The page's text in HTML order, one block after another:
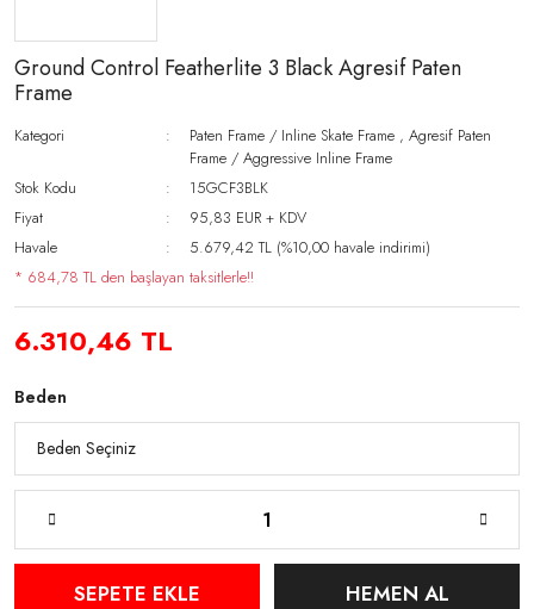
Ground Control Featherlite 3 Black Agresif Paten
Frame
Kategori Paten Frame / Inline Skate Frame ,Agresif Paten
Frame / Aggressive Inline Frame
Stok Kodu
15GCF3BLK
Fiyat
95,83 EUR + KDV
Havale
5.679,42 TL (%10,00 havale indirimi)
* 684,78 TL den başlayan taksitlerle!!
6.310,46 TL
Beden
SEPETE EKLE HEMEN AL